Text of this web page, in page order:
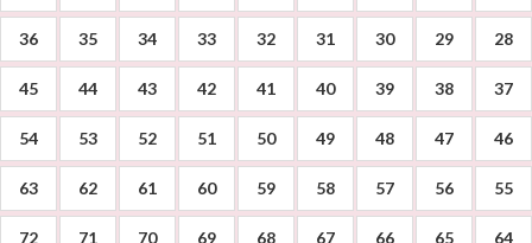
28
29
30
31
32
33
34
35
36
37
38
39
40
41
42
43
44
45
46
47
48
49
50
51
52
53
54
55
56
57
58
59
60
61
62
63
64
65
66
67
68
69
70
71
72